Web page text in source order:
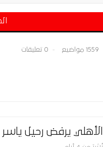
1559 مواضيع 0 تعليقات
الأهلي يرفض رحيل